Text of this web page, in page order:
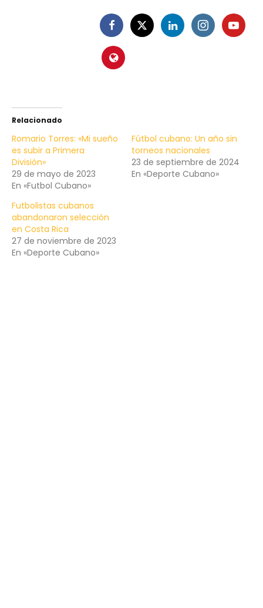
Relacionado
Romario Torres: «Mi sueño
es subir a Primera
División»
29 de mayo de 2023
En «Futbol Cubano»
Fútbol cubano: Un año sin
torneos nacionales
23 de septiembre de 2024
En «Deporte Cubano»
Futbolistas cubanos
abandonaron selección
en Costa Rica
27 de noviembre de 2023
En «Deporte Cubano»